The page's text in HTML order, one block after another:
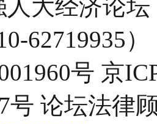
人大经济论
62719935）
号 京
号 论坛法律